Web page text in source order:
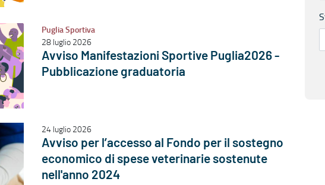
Puglia Sportiva
28 luglio 2026
Avviso Manifestazioni Sportive Puglia2026 -
Pubblicazione graduatoria
24 luglio 2026
Avviso per l’accesso al Fondo per il sostegno
economico di spese veterinarie sostenute
nell'anno 2024